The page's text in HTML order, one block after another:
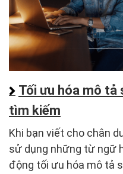
Tối ưu hóa mô tả
tìm kiếm
Khi bạn viết cho chân
sử dụng những từ ngữ
động tối ưu hóa mô tả